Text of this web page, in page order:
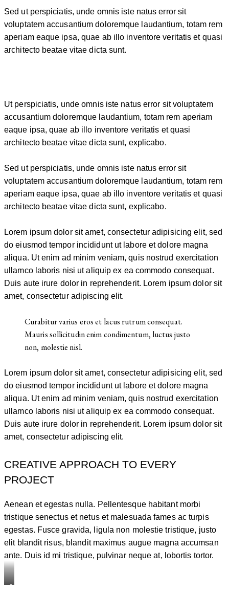
Sed ut perspiciatis, unde omnis iste natus error sit
voluptatem accusantium doloremque laudantium, totam rem
aperiam eaque ipsa, quae ab illo inventore veritatis et quasi
architecto beatae vitae dicta sunt.
Ut perspiciatis, unde omnis iste natus error sit voluptatem
accusantium doloremque laudantium, totam rem aperiam
eaque ipsa, quae ab illo inventore veritatis et quasi
architecto beatae vitae dicta sunt, explicabo.
Sed ut perspiciatis, unde omnis iste natus error sit
voluptatem accusantium doloremque laudantium, totam rem
aperiam eaque ipsa, quae ab illo inventore veritatis et quasi
architecto beatae vitae dicta sunt, explicabo.
Lorem ipsum dolor sit amet, consectetur adipisicing elit, sed
do eiusmod tempor incididunt ut labore et dolore magna
aliqua. Ut enim ad minim veniam, quis nostrud exercitation
ullamco laboris nisi ut aliquip ex ea commodo consequat.
Duis aute irure dolor in reprehenderit. Lorem ipsum dolor sit
amet, consectetur adipiscing elit.
Curabitur varius eros et lacus rutrum consequat.
Mauris sollicitudin enim condimentum, luctus justo
non, molestie nisl.
Lorem ipsum dolor sit amet, consectetur adipisicing elit, sed
do eiusmod tempor incididunt ut labore et dolore magna
aliqua. Ut enim ad minim veniam, quis nostrud exercitation
ullamco laboris nisi ut aliquip ex ea commodo consequat.
Duis aute irure dolor in reprehenderit. Lorem ipsum dolor sit
amet, consectetur adipiscing elit.
CREATIVE APPROACH TO EVERY
PROJECT
Aenean et egestas nulla. Pellentesque habitant morbi
tristique senectus et netus et malesuada fames ac turpis
egestas. Fusce gravida, ligula non molestie tristique, justo
elit blandit risus, blandit maximus augue magna accumsan
ante. Duis id mi tristique, pulvinar neque at, lobortis tortor.
Stet